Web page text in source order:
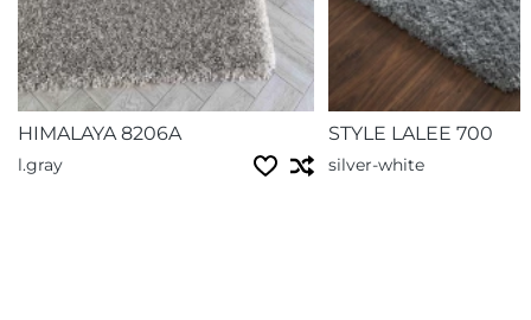
HIMALAYA 8206A
l.gray
STYLE LALEE 700
silver-white